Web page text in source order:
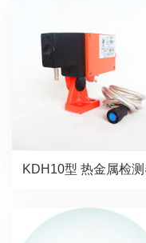
KDH10型 热金属检测